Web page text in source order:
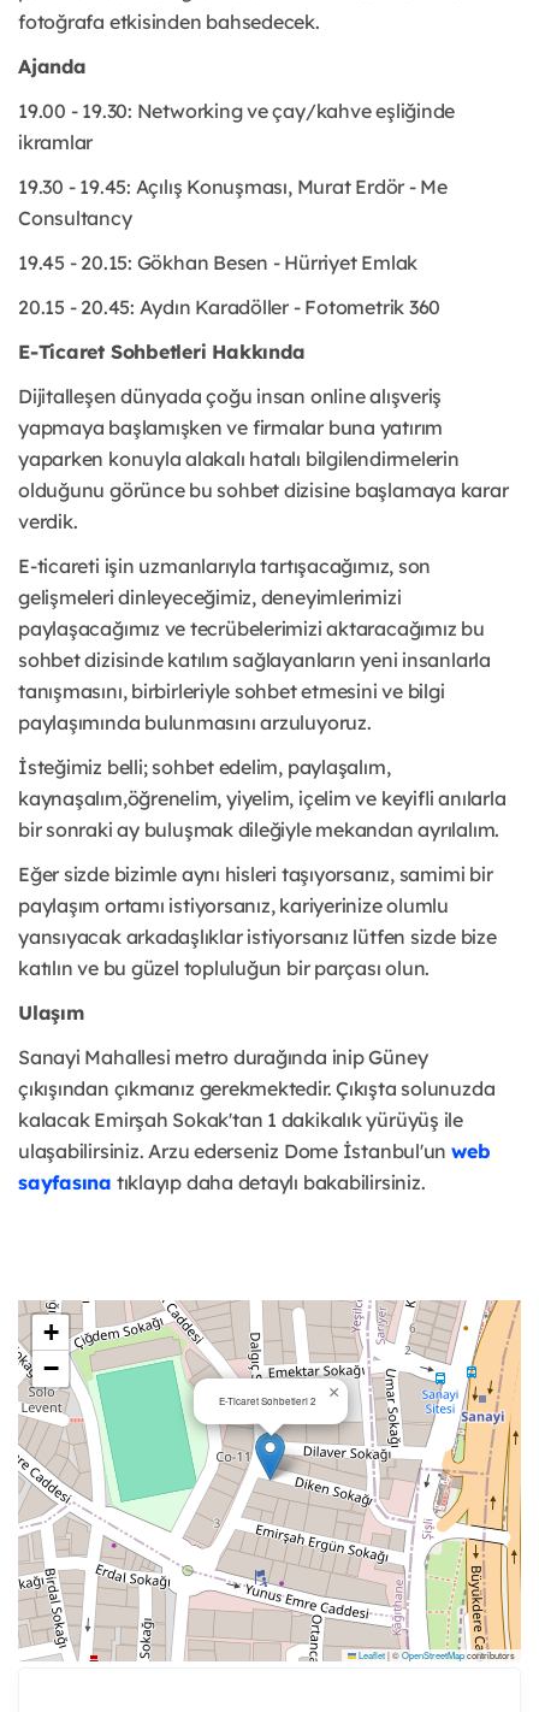
fotoğrafa etkisinden bahsedecek.
Ajanda
19.00 - 19.30: Networking ve çay/kahve eşliğinde
ikramlar
19.30 - 19.45: Açılış Konuşması, Murat Erdör - Me
Consultancy
19.45 - 20.15: Gökhan Besen - Hürriyet Emlak
20.15 - 20.45: Aydın Karadöller - Fotometrik 360
E-Ticaret Sohbetleri Hakkında
Dijitalleşen dünyada çoğu insan online alışveriş
yapmaya başlamışken ve firmalar buna yatırım
yaparken konuyla alakalı hatalı bilgilendirmelerin
olduğunu görünce bu sohbet dizisine başlamaya karar
verdik.
E-ticareti işin uzmanlarıyla tartışacağımız, son
gelişmeleri dinleyeceğimiz, deneyimlerimizi
paylaşacağımız ve tecrübelerimizi aktaracağımız bu
sohbet dizisinde katılım sağlayanların yeni insanlarla
tanışmasını, birbirleriyle sohbet etmesini ve bilgi
paylaşımında bulunmasını arzuluyoruz.
İsteğimiz belli; sohbet edelim, paylaşalım,
kaynaşalım,öğrenelim, yiyelim, içelim ve keyifli anılarla
bir sonraki ay buluşmak dileğiyle mekandan ayrılalım.
Eğer sizde bizimle aynı hisleri taşıyorsanız, samimi bir
paylaşım ortamı istiyorsanız, kariyerinize olumlu
yansıyacak arkadaşlıklar istiyorsanız lütfen sizde bize
katılın ve bu güzel topluluğun bir parçası olun.
Ulaşım
Sanayi Mahallesi metro durağında inip Güney
çıkışından çıkmanız gerekmektedir. Çıkışta solunuzda
kalacak Emirşah Sokak'tan 1 dakikalık yürüyüş ile
ulaşabilirsiniz. Arzu ederseniz Dome İstanbul'un web
sayfasına tıklayıp daha detaylı bakabilirsiniz.
E-Ticaret Sohbetleri 2 ×
+
−
Leaflet|©OpenStreetMapcontributors